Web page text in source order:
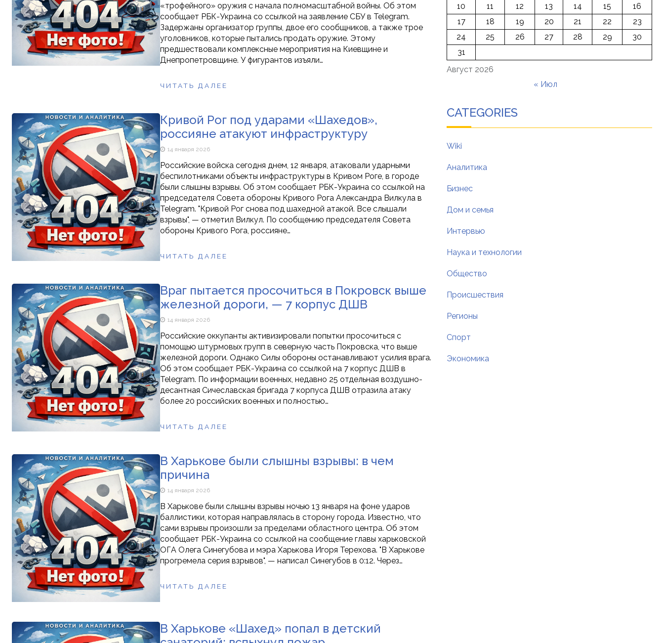
«трофейного» оружия с начала полномасштабной войны. Об этом
сообщает РБК-Украина со ссылкой на заявление СБУ в Telegram.
Задержаны организатор группы, двое его сообщников, а также трое
уголовников, которые пытались продать оружие. Этому
предшествовали комплексные мероприятия на Киевщине и
Днепропетровщине. У фигурантов изъяли…
ЧИТАТЬ ДАЛЕЕ
Кривой Рог под ударами «Шахедов»,
россияне атакуют инфраструктуру
14 января 2026
Российские войска сегодня днем, 12 января, атаковали ударными
беспилотниками объекты инфраструктуры в Кривом Роге, в городе
были слышны взрывы. Об этом сообщает РБК-Украина со ссылкой на
председателя Совета обороны Кривого Рога Александра Вилкула в
Telegram. "Кривой Рог снова под шахедной атакой. Все слышали
взрывы", — отметил Вилкул. По сообщению председателя Совета
обороны Кривого Рога, россияне…
ЧИТАТЬ ДАЛЕЕ
Враг пытается просочиться в Покровск выше
железной дороги, — 7 корпус ДШВ
14 января 2026
Российские оккупанты активизировали попытки просочиться с
помощью штурмовых групп в северную часть Покровска, что выше
железной дороги. Однако Силы обороны останавливают усилия врага.
Об этом сообщает РБК-Украина со ссылкой на 7 корпус ДШВ в
Telegram. По информации военных, недавно 25 отдельная воздушно-
десантная Сичеславская бригада 7 корпуса ДШВ отразила атаку
более 20 российских военных и полностью…
ЧИТАТЬ ДАЛЕЕ
В Харькове были слышны взрывы: в чем
причина
14 января 2026
В Харькове были слышны взрывы ночью 13 января на фоне ударов
баллистики, которая направлялась в сторону города. Известно, что
сами взрывы произошли за пределами областного центра. Об этом
сообщает РБК-Украина со ссылкой на сообщение главы харьковской
ОГА Олега Синегубова и мэра Харькова Игоря Терехова. "В Харькове
прогремела серия взрывов", — написал Синегубов в 0:12. Через…
ЧИТАТЬ ДАЛЕЕ
В Харькове «Шахед» попал в детский
Август 2026
10
11 12 13 14 15
16
17
18 19 20 21 22
23
24
25 26 27 28 29
30
31
« Июл
CATEGORIES
Wiki
Аналитика
Бизнес
Дом и семья
Интервью
Наука и технологии
Общество
Происшествия
Регионы
Спорт
Экономика